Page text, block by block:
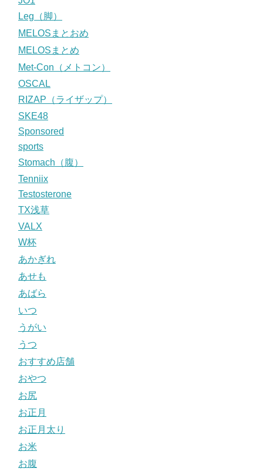
Leg（脚）
MELOSまとおめ
MELOSまとめ
Met-Con（メトコン）
OSCAL
RIZAP（ライザップ）
SKE48
Sponsored
sports
Stomach（腹）
Tenniix
Testosterone
TX浅草
VALX
W杯
あかぎれ
あせも
あばら
いつ
うがい
うつ
おすすめ店舗
おやつ
お尻
お正月
お正月太り
お米
お腹